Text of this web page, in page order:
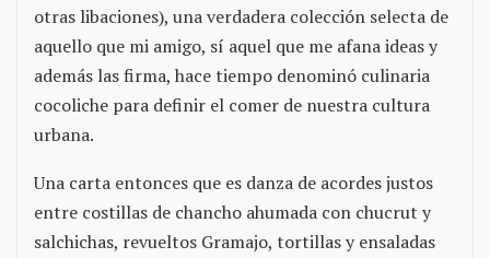
otras libaciones), una verdadera colección selecta de
aquello que mi amigo, sí aquel que me afana ideas y
además las firma, hace tiempo denominó culinaria
cocoliche para definir el comer de nuestra cultura
urbana.
Una carta entonces que es danza de acordes justos
entre costillas de chancho ahumada con chucrut y
salchichas, revueltos Gramajo, tortillas y ensaladas